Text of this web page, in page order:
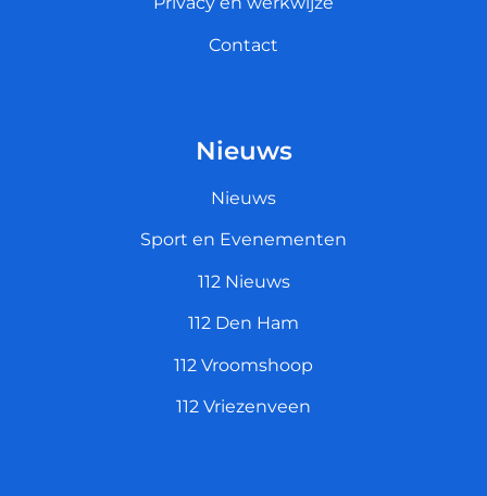
Contact
Nieuws
Nieuws
Sport en Evenementen
112 Nieuws
112 Den Ham
112 Vroomshoop
112 Vriezenveen